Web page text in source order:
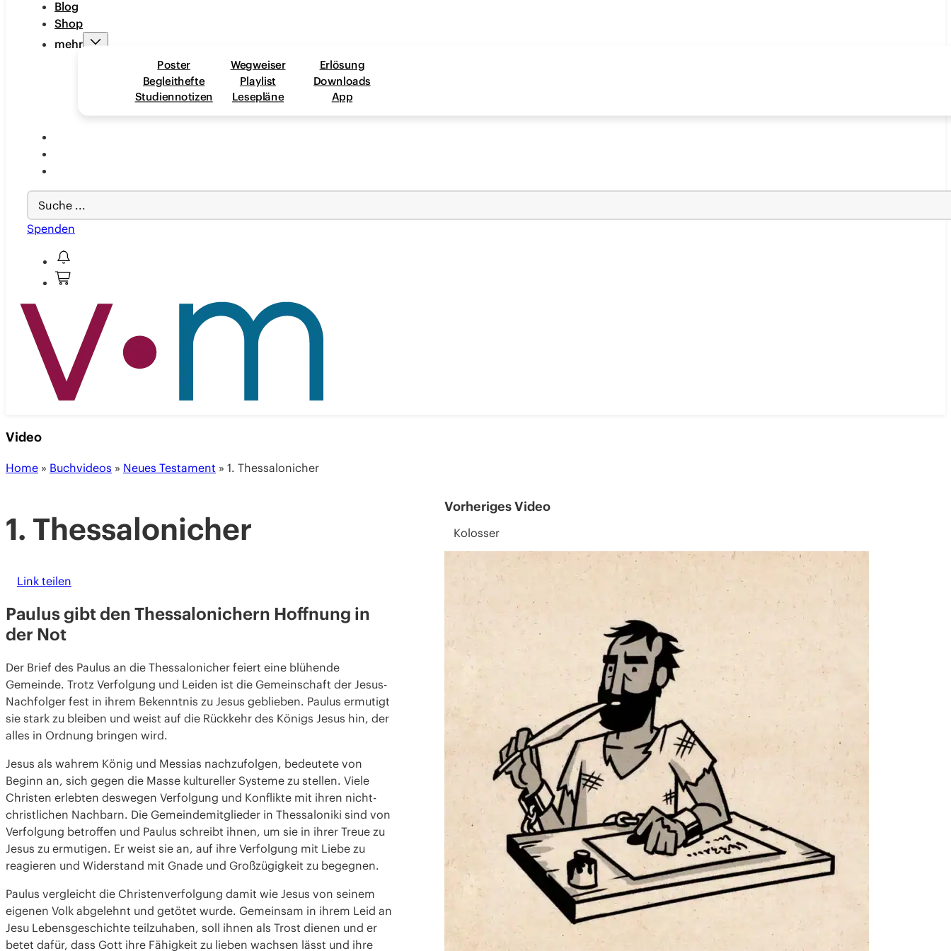
Blog
Shop
mehr
Poster
Begleithefte
Studiennotizen
Wegweiser
Playlist
Lesepläne
Erlösung
Downloads
App
Search
...
Spenden
Video
Home » Buchvideos » Neues Testament » 1. Thessalonicher
1. Thessalonicher
Link teilen
Paulus gibt den Thessalonichern Hoffnung in
der Not
Der Brief des Paulus an die Thessalonicher feiert eine blühende
Gemeinde. Trotz Verfolgung und Leiden ist die Gemeinschaft der Jesus-
Nachfolger fest in ihrem Bekenntnis zu Jesus geblieben. Paulus ermutigt
sie stark zu bleiben und weist auf die Rückkehr des Königs Jesus hin, der
alles in Ordnung bringen wird.
Jesus als wahrem König und Messias nachzufolgen, bedeutete von
Beginn an, sich gegen die Masse kultureller Systeme zu stellen. Viele
Christen erlebten deswegen Verfolgung und Konflikte mit ihren nicht-
christlichen Nachbarn. Die Gemeindemitglieder in Thessaloniki sind von
Verfolgung betroffen und Paulus schreibt ihnen, um sie in ihrer Treue zu
Jesus zu ermutigen. Er weist sie an, auf ihre Verfolgung mit Liebe zu
reagieren und Widerstand mit Gnade und Großzügigkeit zu begegnen.
Paulus vergleicht die Christenverfolgung damit wie Jesus von seinem
eigenen Volk abgelehnt und getötet wurde. Gemeinsam in ihrem Leid an
Jesu Lebensgeschichte teilzuhaben, soll ihnen als Trost dienen und er
betet dafür, dass Gott ihre Fähigkeit zu lieben wachsen lässt und ihre
Vorheriges Video
Kolosser